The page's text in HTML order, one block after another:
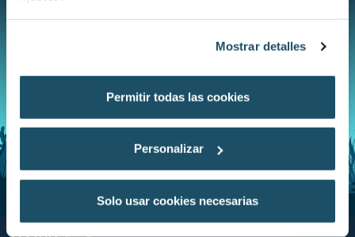
Mostrar detalles
Permitir todas las cookies
Personalizar
Solo usar cookies necesarias
Aquarium BCN